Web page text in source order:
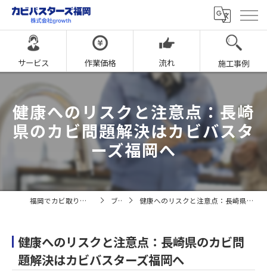
サービス 作業価格 流れ 施工事例
健康へのリスクと注意点：長崎
県のカビ問題解決はカビバスタ
ーズ福岡へ
福岡でカビ取りならカビバスターズ福岡 ブログ 健康へのリスクと注意点：長崎県のカビ問題解決はカビバスターズ福岡へ
健康へのリスクと注意点：長崎県のカビ問
題解決はカビバスターズ福岡へ